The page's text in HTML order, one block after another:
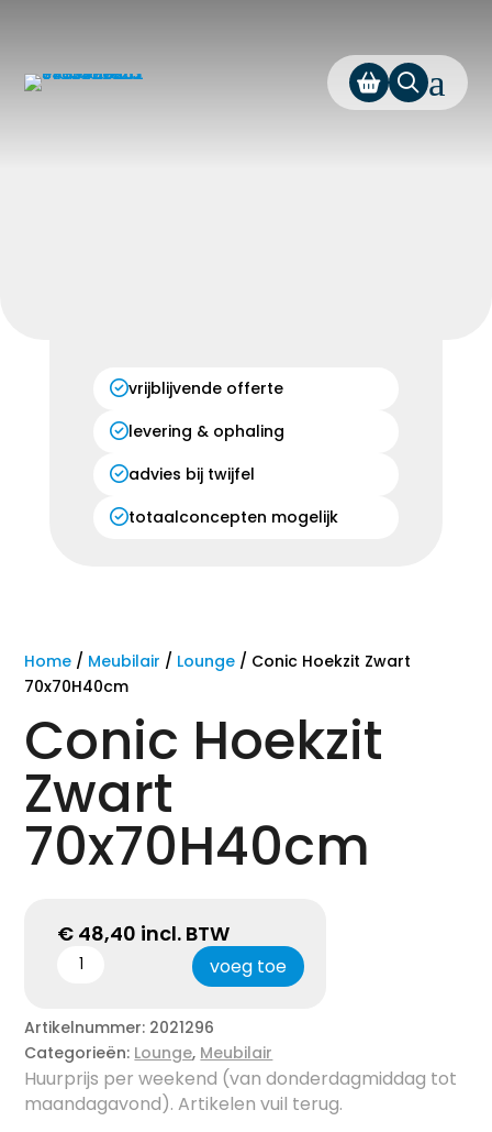
a
vrijblijvende offerte
levering & ophaling
advies bij twijfel
totaalconcepten mogelijk
Home / Meubilair / Lounge / Conic Hoekzit Zwart
70x70H40cm
Conic Hoekzit
Zwart
70x70H40cm
€ 48,40 incl. BTW
voeg toe
Artikelnummer: 2021296
Categorieën: Lounge, Meubilair
Huurprijs per weekend (van donderdagmiddag tot
maandagavond). Artikelen vuil terug.